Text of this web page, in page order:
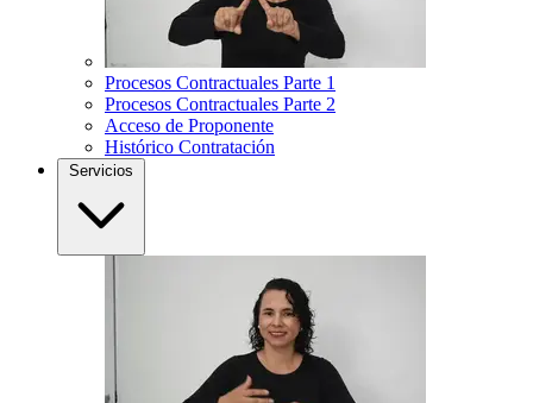
Procesos Contractuales Parte 1
Procesos Contractuales Parte 2
Acceso de Proponente
Histórico Contratación
Servicios